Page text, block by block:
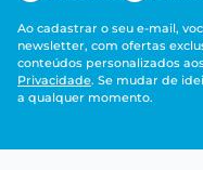
Ao cadastrar o seu e-mail,
newsletter, com ofertas
conteúdos personalizados
Privacidade. Se mudar de
a qualquer momento.